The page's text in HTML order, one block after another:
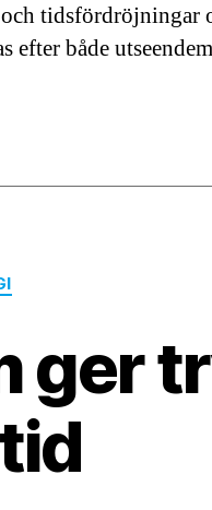
tidsfördröjningar
efter både
ger